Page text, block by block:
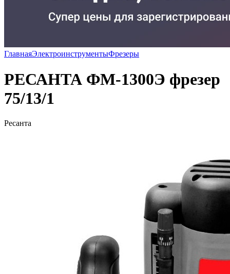
ГлавнаяЭлектроинструментыФрезеры
РЕСАНТА ФМ-1300Э фрезер
75/13/1
Ресанта